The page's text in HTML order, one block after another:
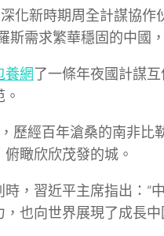
化新時期周全計謀協作
斯需求繁華穩固的中國
養網了一條年夜國計謀
歷經百年滄桑的南非比
瞰欣欣茂發的城。
時，習近平主席指出：“
也向世界展現了成長